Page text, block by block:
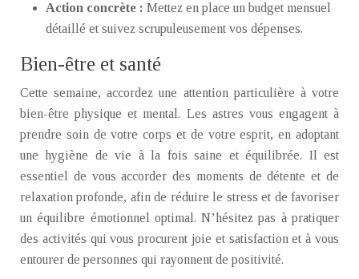
Action concrète : Mettez en place un budget mensuel
détaillé et suivez scrupuleusement vos dépenses.
Bien-être et santé
Cette semaine, accordez une attention particulière à votre
bien-être physique et mental. Les astres vous engagent à
prendre soin de votre corps et de votre esprit, en adoptant
une hygiène de vie à la fois saine et équilibrée. Il est
essentiel de vous accorder des moments de détente et de
relaxation profonde, afin de réduire le stress et de favoriser
un équilibre émotionnel optimal. N’hésitez pas à pratiquer
des activités qui vous procurent joie et satisfaction et à vous
entourer de personnes qui rayonnent de positivité.